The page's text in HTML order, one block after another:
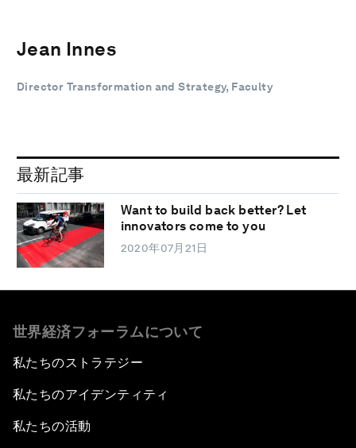
Jean Innes
Director Transformation and Strategy, Faculty
最新記事
Want to build back better? Let
innovators come to you
2020年07月21日
世界経済フォーラムについて
私たちのストラテジー
私たちのアイデンティティ
私たちの活動